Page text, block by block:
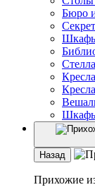
Бюро
Шкафы
Шкафы
Назад
Прихожие